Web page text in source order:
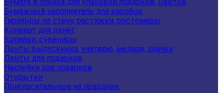
Бумажный наполнитель для коробок
Гирлянды на стену, растяжки, ростомеры
Конверт для денег
Копилки, сувениры
Ленты выпускника, учителю, медали, значки
Ленты для подарков
Наклейки для подарков
Открытки
Пригласительные на праздник